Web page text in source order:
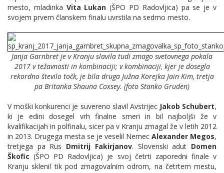
mesto, mladinka Vita Lukan (ŠPO PD Radovljica) pa se je v
svojem prvem članskem finalu uvrstila na sedmo mesto.
Janja Garnbret je v Kranju slavila tudi zmago svetovnega pokala
2017 v težavnosti in kombinaciji; v kombinaciji, kjer je dosegla
rekordno število točk, je bila druga Južna Korejka Jain Kim, tretja
pa Britanka Shauna Coxsey. (foto Stanko Gruden)
V moški konkurenci je suvereno slavil Avstrijec Jakob Schubert,
ki je edini dosegel vrh finalne smeri in bil najboljši že v
kvalifikacijah in polfinalu, sicer pa v Kranju zmagal že v letih 2012
in 2013. Drugega mesta se je veselil Nemec Alexander Megos,
tretjega pa Rus Dmitrij Fakirjanov. Slovenski adut Domen
Škofic (ŠPO PD Radovljica) je svoj četrti zaporedni finale v
Kranju sklenil tik pod zmagovalnim odrom, na četrtem mestu,